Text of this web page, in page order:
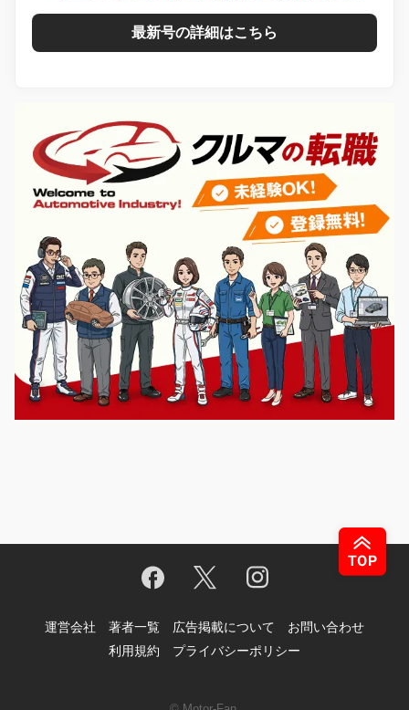
最新号の詳細はこちら
運営会社 著者一覧 広告掲載について
お問い合わせ
利用規約
プライバシーポリシー